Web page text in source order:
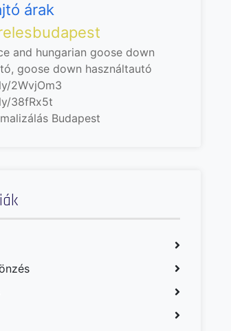
árak
and hungarian goose down
goose down használtautó
2WvjOm3
38fRx5t
Budapest